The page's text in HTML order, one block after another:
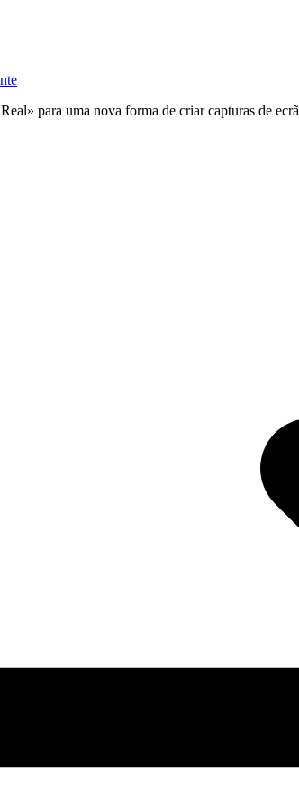
para uma nova forma de criar capturas de ecrã